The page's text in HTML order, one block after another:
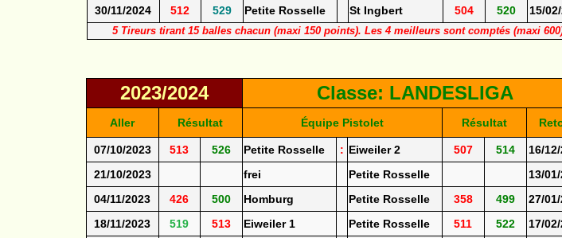
2023/2024 Classe: LANDESLIGA
Aller Résultat Équipe Pistolet Résultat
07/10/2023 513 526 Petite Rosselle : Eiweiler 2 507 514
16/
21/10/2023
frei Petite Rosselle
13/
04/11/2023
426 500 Homburg Petite Rosselle 358 499
27/
18/11/2023
519 513 Eiweiler 1 Petite Rosselle 511 522
17/
30/11/2024
512 529 Petite Rosselle St Ingbert 504 520 15/
5 Tireurs tirant 15 balles chacun (maxi 150 points). Les 4 meilleurs sont comptés (maxi